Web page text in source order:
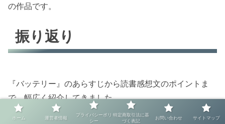
の作品です。
振り返り
『バッテリー』のあらすじから読書感想文のポイントま
で、幅広く紹介してきました。
ホーム 運営者情報
プライバシーポリ
シー
特定商取引法に基
づく表記
お問い合わせ サイトマップ